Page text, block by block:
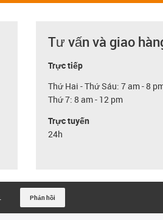
Tư vấn và giao
Trực tiếp
Thứ Hai - Thứ Sáu: 7 am - 8
Thứ 7: 8 am - 12 pm
Trực tuyến
24h
Phản hồi